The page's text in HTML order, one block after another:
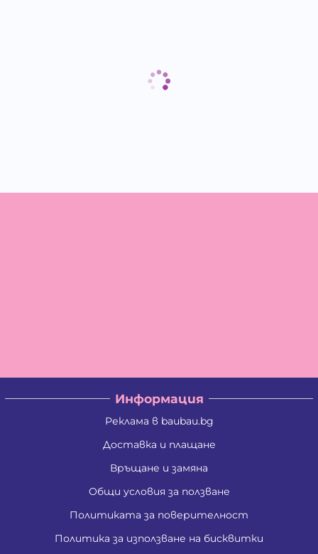
Информация
Реклама в baubau.bg
Доставка и плащане
Връщане и замяна
Общи условия за ползване
Политиката за поверителност
Политика за използване на бисквитки